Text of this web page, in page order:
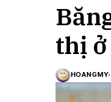
thị
HOANGMY